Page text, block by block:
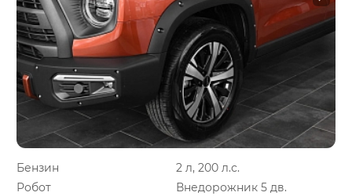
Бензин
2 л, 200 л.с.
Робот
Внедорожник 5 дв.